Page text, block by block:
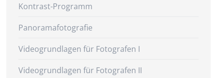
Kontrast-Programm
Panoramafotografie
Videogrundlagen für Fotografen I
Videogrundlagen für Fotografen II